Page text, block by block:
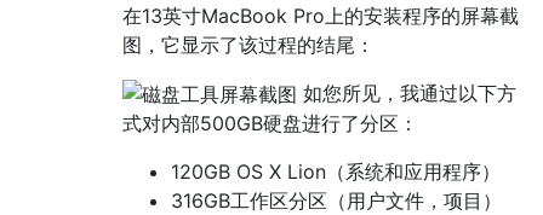
在13英寸MacBook Pro上的安装程序的屏幕截
图，它显示了该过程的结尾：
如您所见，我通过以下方
式对内部500GB硬盘进行了分区：
120GB OS X Lion（系统和应用程序）
316GB工作区分区（用户文件，项目）